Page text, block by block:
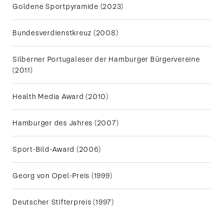
Goldene Sportpyramide (2023)
Bundesverdienstkreuz (2008)
Silberner Portugaleser der Hamburger Bürgervereine
(2011)
Health Media Award (2010)
Hamburger des Jahres (2007)
Sport-Bild-Award (2006)
Georg von Opel-Preis (1999)
Deutscher Stifterpreis (1997)
1991 betritt
Tennisbühne
der Welt und
bestreitet
Becker.